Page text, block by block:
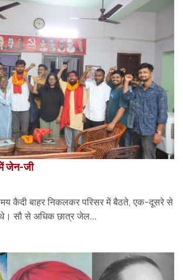
जेन-जी
कैदी बाहर निकलकर परिसर में बैठते, एक-दूसरे से
सौ से अधिक छात्र जेल...